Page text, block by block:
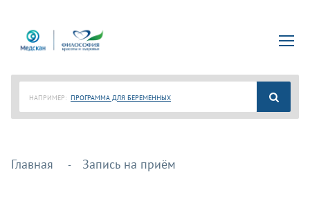
НАПРИМЕР: ПРОГРАММА ДЛЯ БЕРЕМЕННЫХ
Главная Запись на приём